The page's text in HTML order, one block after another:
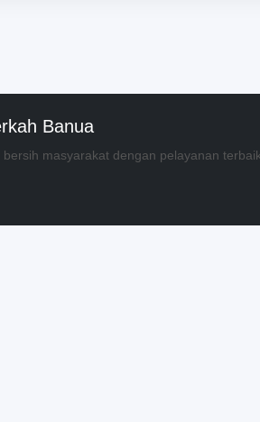
Banua
masyarakat dengan pelayanan